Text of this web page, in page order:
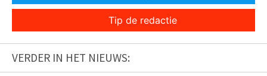
Tip de redactie
VERDER IN HET NIEUWS: